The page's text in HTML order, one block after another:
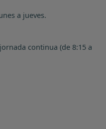
a jueves.
continua (de 8:15 a